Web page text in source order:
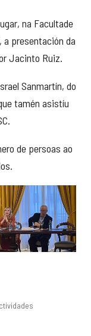
na Facultade
a presentación da
Jacinto Ruiz.
Sanmartín, do
tamén asistíu
de persoas ao